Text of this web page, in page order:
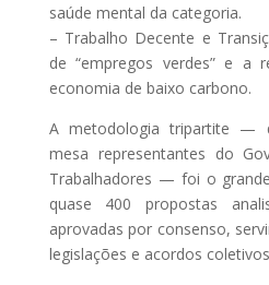
saúde mental da categoria.
– Trabalho Decente e
de “empregos verdes” e a
economia de baixo carbono.
A metodologia tripartite —
mesa representantes do
Trabalhadores — foi o
quase 400 propostas
aprovadas por consenso,
legislações e acordos